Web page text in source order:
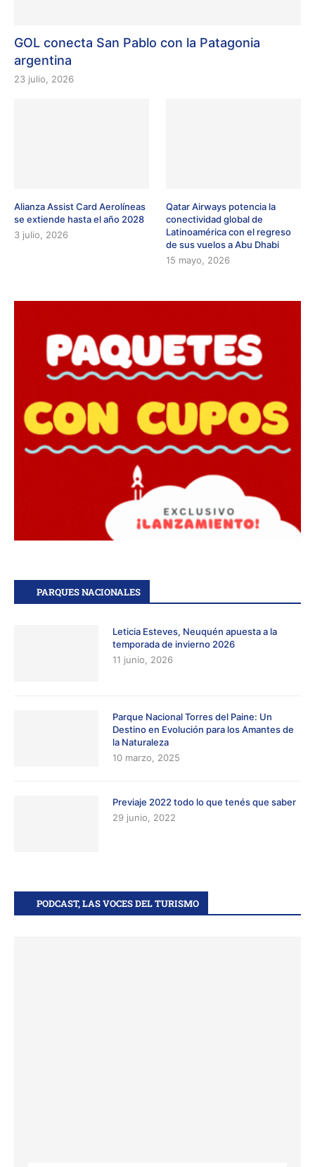
GOL conecta San Pablo con la Patagonia
argentina
23 julio, 2026
Alianza Assist Card Aerolíneas
se extiende hasta el año 2028
3 julio, 2026
Qatar Airways potencia la
conectividad global de
Latinoamérica con el regreso
de sus vuelos a Abu Dhabi
15 mayo, 2026
PARQUES NACIONALES
Leticia Esteves, Neuquén apuesta a la
temporada de invierno 2026
11 junio, 2026
Parque Nacional Torres del Paine: Un
Destino en Evolución para los Amantes de
la Naturaleza
10 marzo, 2025
Previaje 2022 todo lo que tenés que saber
29 junio, 2022
PODCAST, LAS VOCES DEL TURISMO